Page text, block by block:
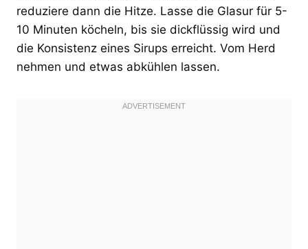
reduziere dann die Hitze. Lasse die Glasur für 5-
10 Minuten köcheln, bis sie dickflüssig wird und
die Konsistenz eines Sirups erreicht. Vom Herd
nehmen und etwas abkühlen lassen.